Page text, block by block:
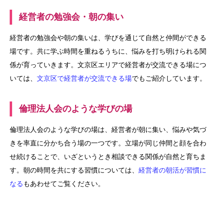
経営者の勉強会・朝の集い
経営者の勉強会や朝の集いは、学びを通じて自然と仲間ができる
場です。共に学ぶ時間を重ねるうちに、悩みを打ち明けられる関
係が育っていきます。文京区エリアで経営者が交流できる場につ
いては、 文京区で経営者が交流できる場でもご紹介しています。
倫理法人会のような学びの場
倫理法人会のような学びの場は、経営者が朝に集い、悩みや気づ
きを率直に分かち合う場の一つです。立場が同じ仲間と顔を合わ
せ続けることで、いざというとき相談できる関係が自然と育ちま
す。朝の時間を共にする習慣については、 経営者の朝活が習慣に
なる もあわせてご覧ください。